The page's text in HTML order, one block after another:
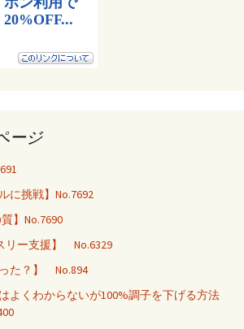
ージ
に挑戦】No.7692
】No.7690
リー支援】 No.6329
た？】 No.894
よくわからないが100%調子を下げる方法